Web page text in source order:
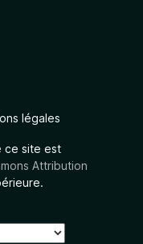
légales
ce site est
Attribution